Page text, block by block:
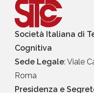
Società Italiana di
Cognitiva
Sede Legale: Viale
Roma
Presidenza e